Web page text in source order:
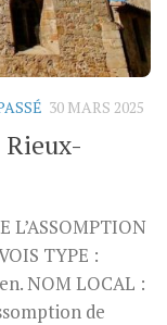
30 MARS 2025
Rieux-
L’ASSOMPTION
TYPE :
NOM LOCAL :
de